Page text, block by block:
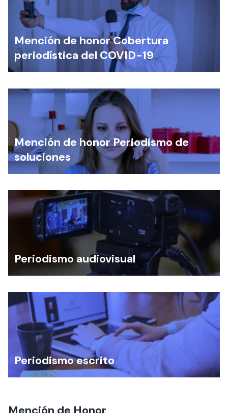
Mención de honor Cobertura
periodística del COVID-19
Mención de honor Periodismo de
soluciones
Periodismo audiovisual
Periodismo escrito